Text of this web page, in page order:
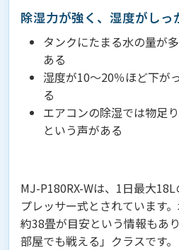
除湿力が強く、湿度がしっ
タンクにたまる水の量が
ある
湿度が10〜20％ほど下が
る
エアコンの除湿では物足
という声がある
MJ-P180RX-Wは、1日最大
プレッサー式とされています
約38畳が目安という情報もあ
部屋でも戦える」クラスです。